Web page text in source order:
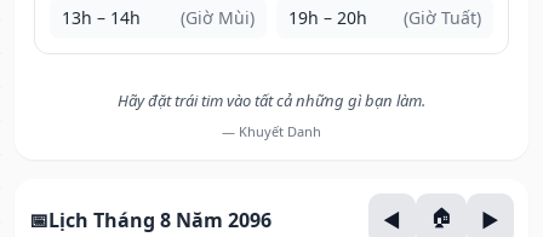
13h – 14h (Giờ Mùi) 19h – 20h (Giờ Tuất)
Hãy đặt trái tim vào tất cả những gì bạn làm.
— Khuyết Danh
Lịch Tháng 8 Năm 2096